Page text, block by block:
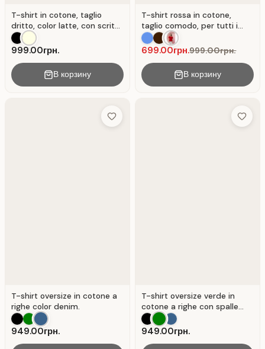
T-shirt in cotone, taglio
dritto, color latte, con scritta
" Lattico" .
999.00грн.
В корзину
T-shirt rossa in cotone,
taglio comodo, per tutti i
giorni. Rosso.
699.00грн.999.00грн.
В корзину
Add to Wish List
T-shirt oversize in cotone a
righe color denim.
949.00грн.
Add to
T-shirt oversize verde in
cotone a righe con spalle
scese . Verde.
949.00грн.